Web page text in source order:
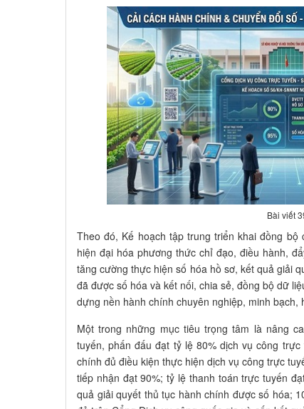
Bài viết
Theo đó, Kế hoạch tập trung triển khai đồng
hiện đại hóa phương thức chỉ đạo, điều hành,
tăng cường thực hiện số hóa hồ sơ, kết quả giải
đã được số hóa và kết nối, chia sẻ, đồng bộ dữ
dựng nền hành chính chuyên nghiệp, minh bạch,
Một trong những mục tiêu trọng tâm là nâng
tuyến, phấn đấu đạt tỷ lệ 80% dịch vụ công
chính đủ điều kiện thực hiện dịch vụ công trực
tiếp nhận đạt 90%; tỷ lệ thanh toán trực tuyến
quả giải quyết thủ tục hành chính được số hóa;